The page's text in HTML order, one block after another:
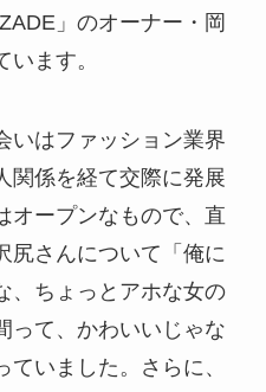
」のオーナー・岡
ます。
いはファッション業界
関係を経て交際に発展
オープンなもので、直
尻さんについて「俺に
、ちょっとアホな女の
って、かわいいじゃな
いました。さらに、